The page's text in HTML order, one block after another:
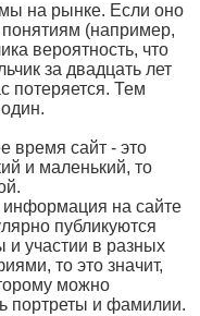
на рынке. Если оно
понятиям (например,
вероятность, что
за двадцать лет
потеряется. Тем
время сайт - это
и маленький, то
информация на сайте
публикуются
участии в разных
то это значит,
можно
портреты и фамилии.